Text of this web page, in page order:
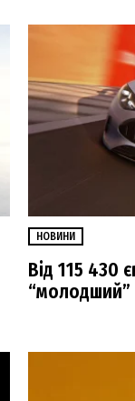
НОВИНИ
Від 115 430
“молодший”